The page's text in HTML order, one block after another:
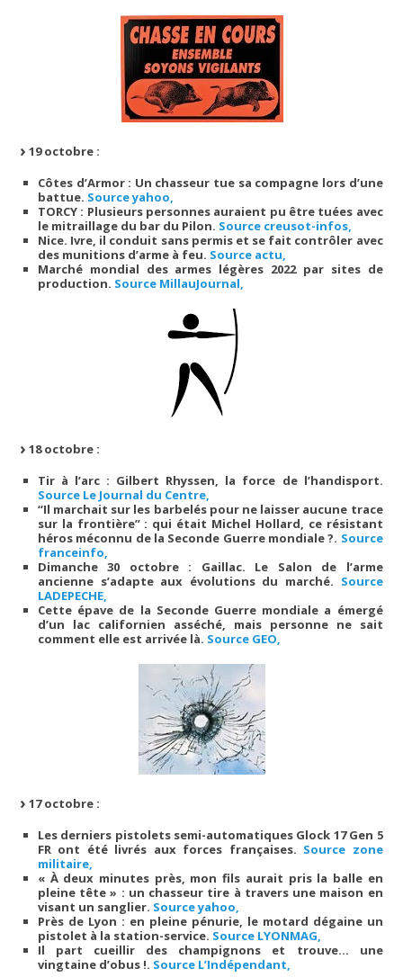
19 octobre :
Côtes d’Armor : Un chasseur tue sa compagne lors d’une
battue. Source yahoo,
TORCY : Plusieurs personnes auraient pu être tuées avec
le mitraillage du bar du Pilon. Source creusot-infos,
Nice. Ivre, il conduit sans permis et se fait contrôler avec
des munitions d’arme à feu. Source actu,
Marché mondial des armes légères 2022 par sites de
production. Source MillauJournal,
18 octobre :
Tir à l’arc : Gilbert Rhyssen, la force de l’handisport.
Source Le Journal du Centre,
“Il marchait sur les barbelés pour ne laisser aucune trace
sur la frontière” : qui était Michel Hollard, ce résistant
héros méconnu de la Seconde Guerre mondiale ?. Source
franceinfo,
Dimanche 30 octobre : Gaillac. Le Salon de l’arme
ancienne s’adapte aux évolutions du marché. Source
LADEPECHE,
Cette épave de la Seconde Guerre mondiale a émergé
d’un lac californien asséché, mais personne ne sait
comment elle est arrivée là. Source GEO,
17 octobre :
Les derniers pistolets semi-automatiques Glock 17 Gen 5
FR ont été livrés aux forces françaises. Source zone
militaire,
« À deux minutes près, mon fils aurait pris la balle en
pleine tête » : un chasseur tire à travers une maison en
visant un sanglier. Source yahoo,
Près de Lyon : en pleine pénurie, le motard dégaine un
pistolet à la station-service. Source LYONMAG,
Il part cueillir des champignons et trouve… une
vingtaine d’obus !. Source L’Indépendant,